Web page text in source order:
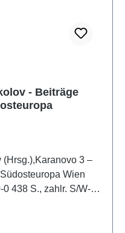
3 –
Wien
438 S., zahlr. S/W-